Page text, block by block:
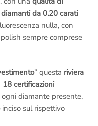
incaricato del tuo
fasi dellalavorazione
renderà senza dubbio
da 0.20 carati
nulla, con
sempre comprese
” questa riviera
18 certificazioni
ogni diamante presente,
inciso sul rispettivo